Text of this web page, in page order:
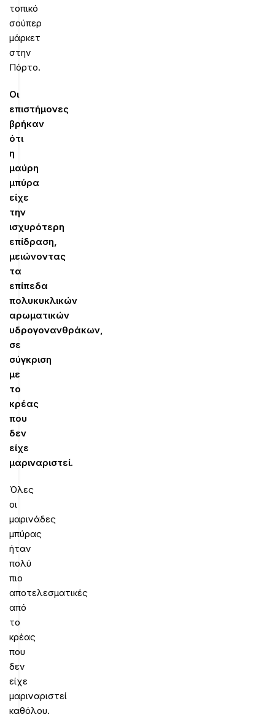
τοπικό
σούπερ
μάρκετ
στην
Πόρτο.
Οι
επιστήμονες
βρήκαν
ότι
η
μαύρη
μπύρα
είχε
την
ισχυρότερη
επίδραση,
μειώνοντας
τα
επίπεδα
πολυκυκλικών
αρωματικών
υδρογονανθράκων,
σε
σύγκριση
με
το
κρέας
που
δεν
είχε
μαριναριστεί.
Όλες
οι
μαρινάδες
μπύρας
ήταν
πολύ
πιο
αποτελεσματικές
από
το
κρέας
που
δεν
είχε
μαριναριστεί
καθόλου.